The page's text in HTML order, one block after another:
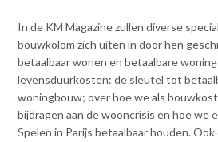
In de KM Magazine zullen diverse
bouwkolom zich uiten in door hen
betaalbaar wonen en betaalbare
levensduurkosten: de sleutel tot
woningbouw; over hoe we als
bijdragen aan de wooncrisis en hoe we
Spelen in Parijs betaalbaar houden.